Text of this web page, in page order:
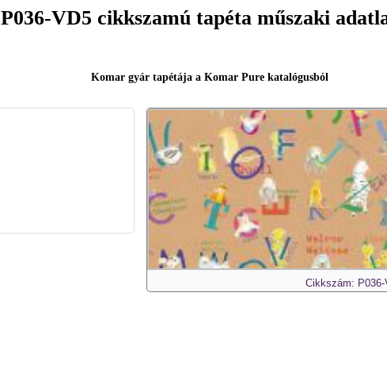
P036-VD5 cikkszamú tapéta műszaki
Komar gyár tapétája a Komar Pure katalógusból
Cikkszám: P036-